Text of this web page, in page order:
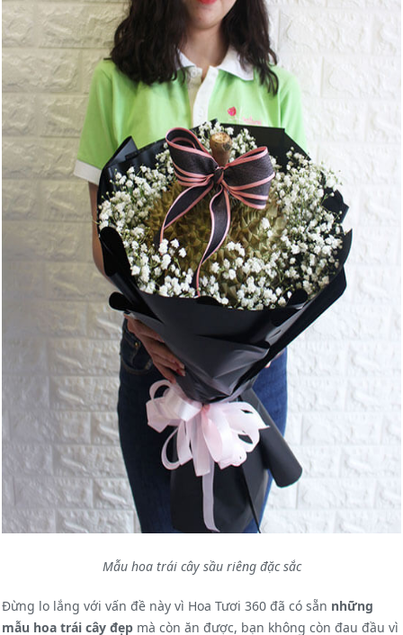
Mẫu hoa trái cây sầu riêng đặc sắc
Đừng lo lắng với vấn đề này vì Hoa Tươi 360 đã có sẵn những
mẫu hoa trái cây đẹp mà còn ăn được, bạn không còn đau đầu vì